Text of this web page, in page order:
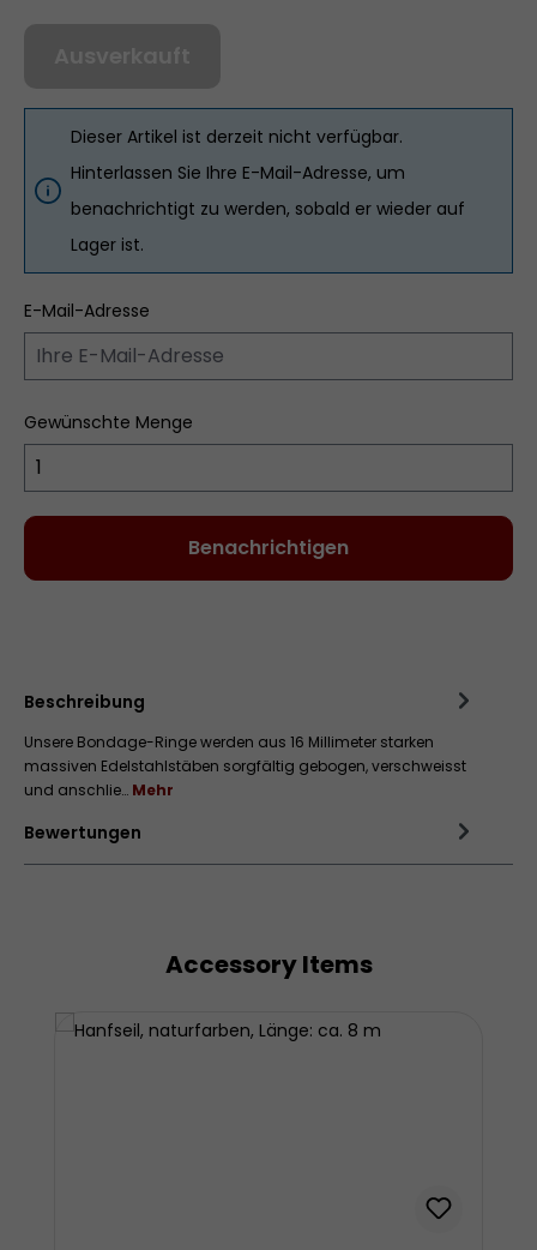
Dieser Artikel ist derzeit nicht verfügbar.
Hinterlassen Sie Ihre E-Mail-Adresse, um
benachrichtigt zu werden, sobald er wieder auf
Lager ist.
E-Mail-Adresse
Gewünschte Menge
Benachrichtigen
Beschreibung
Unsere Bondage-Ringe werden aus 16 Millimeter starken
massiven Edelstahlstäben sorgfältig gebogen, verschweisst
und anschlie… Mehr
Bewertungen
Produktgalerie überspringen
Accessory Items